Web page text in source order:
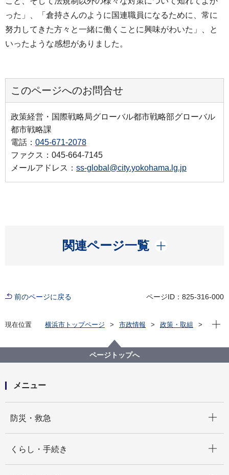
った」、「倉持さんのように国連職員になるために、常に
努力してきた方々と一緒に働くことに興味がわいた」、と
いったような感想がありました。
このページへのお問合せ
政策経営・国際戦略局グローバル都市戦略部グローバル
都市戦略課
電話： 045-671-2078
ファクス：045-664-7145
メールアドレス： ss-global@city.yokohama.lg.jp
関連ページ一覧
開く
前のページに戻る ページID：825-316-000
現在位置 横浜市トップページ 市政情報
政策・取組
市内大学生向け国際キャリア講演会
第３回第１部 国際連合事務局政務平和構築局
（DPPA） 倉持奈央子様 講演（2021年12月11日）
現在
ページトップへ
メニュー
防災・救急
くらし・手続き